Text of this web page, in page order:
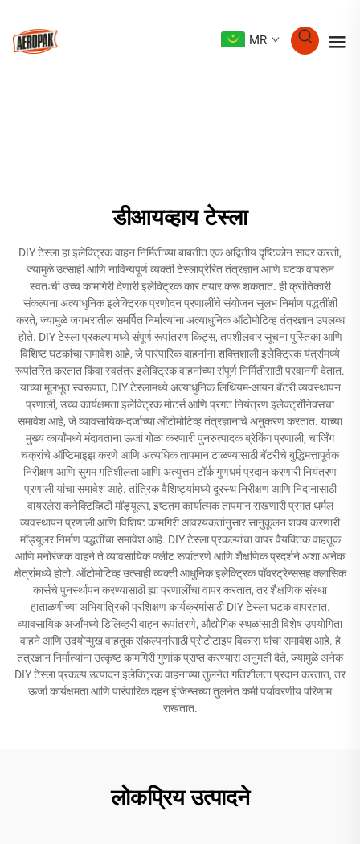
MR
डीआयव्हाय टेस्ला
DIY टेस्ला हा इलेक्ट्रिक वाहन निर्मितीच्या बाबतीत एक अद्वितीय दृष्टिकोन सादर करतो,
ज्यामुळे उत्साही आणि नाविन्यपूर्ण व्यक्ती टेस्लाप्रेरित तंत्रज्ञान आणि घटक वापरून
स्वतःची उच्च कामगिरी देणारी इलेक्ट्रिक कार तयार करू शकतात. ही क्रांतिकारी
संकल्पना अत्याधुनिक इलेक्ट्रिक प्रणोदन प्रणालींचे संयोजन सुलभ निर्माण पद्धतींशी
करते, ज्यामुळे जगभरातील समर्पित निर्मात्यांना अत्याधुनिक ऑटोमोटिव्ह तंत्रज्ञान उपलब्ध
होते. DIY टेस्ला प्रकल्पामध्ये संपूर्ण रूपांतरण किट्स, तपशीलवार सूचना पुस्तिका आणि
विशिष्ट घटकांचा समावेश आहे, जे पारंपारिक वाहनांना शक्तिशाली इलेक्ट्रिक यंत्रांमध्ये
रूपांतरित करतात किंवा स्वतंत्र इलेक्ट्रिक वाहनांच्या संपूर्ण निर्मितीसाठी परवानगी देतात.
याच्या मूलभूत स्वरूपात, DIY टेस्लामध्ये अत्याधुनिक लिथियम-आयन बॅटरी व्यवस्थापन
प्रणाली, उच्च कार्यक्षमता इलेक्ट्रिक मोटर्स आणि प्रगत नियंत्रण इलेक्ट्रॉनिक्सचा
समावेश आहे, जे व्यावसायिक-दर्जाच्या ऑटोमोटिव्ह तंत्रज्ञानाचे अनुकरण करतात. याच्या
मुख्य कार्यांमध्ये मंदावताना ऊर्जा गोळा करणारी पुनरुत्पादक ब्रेकिंग प्रणाली, चार्जिंग
चक्रांचे ऑप्टिमाइझ करणे आणि अत्यधिक तापमान टाळण्यासाठी बॅटरीचे बुद्धिमत्तापूर्वक
निरीक्षण आणि सुगम गतिशीलता आणि अत्युत्तम टॉर्क गुणधर्म प्रदान करणारी नियंत्रण
प्रणाली यांचा समावेश आहे. तांत्रिक वैशिष्ट्यांमध्ये दूरस्थ निरीक्षण आणि निदानासाठी
वायरलेस कनेक्टिव्हिटी मॉड्यूल्स, इष्टतम कार्यात्मक तापमान राखणारी प्रगत थर्मल
व्यवस्थापन प्रणाली आणि विशिष्ट कामगिरी आवश्यकतांनुसार सानुकूलन शक्य करणारी
मॉड्यूलर निर्माण पद्धतींचा समावेश आहे. DIY टेस्ला प्रकल्पांचा वापर वैयक्तिक वाहतूक
आणि मनोरंजक वाहने ते व्यावसायिक फ्लीट रूपांतरणे आणि शैक्षणिक प्रदर्शने अशा अनेक
क्षेत्रांमध्ये होतो. ऑटोमोटिव्ह उत्साही व्यक्ती आधुनिक इलेक्ट्रिक पॉवरट्रेन्ससह क्लासिक
कार्सचे पुनर्स्थापन करण्यासाठी ह्या प्रणालींचा वापर करतात, तर शैक्षणिक संस्था
हाताळणीच्या अभियांत्रिकी प्रशिक्षण कार्यक्रमांसाठी DIY टेस्ला घटक वापरतात.
व्यावसायिक अर्जांमध्ये डिलिव्हरी वाहन रूपांतरणे, औद्योगिक स्थळांसाठी विशेष उपयोगिता
वाहने आणि उदयोन्मुख वाहतूक संकल्पनांसाठी प्रोटोटाइप विकास यांचा समावेश आहे. हे
तंत्रज्ञान निर्मात्यांना उत्कृष्ट कामगिरी गुणांक प्राप्त करण्यास अनुमती देते, ज्यामुळे अनेक
DIY टेस्ला प्रकल्प उत्पादन इलेक्ट्रिक वाहनांच्या तुलनेत गतिशीलता प्रदान करतात, तर
ऊर्जा कार्यक्षमता आणि पारंपारिक दहन इंजिन्सच्या तुलनेत कमी पर्यावरणीय परिणाम
राखतात.
लोकप्रिय उत्पादने